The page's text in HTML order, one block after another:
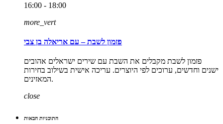
16:00 - 18:00
more_vert
פזמון לשבת – עם אריאלה בן צבי
פזמון לשבת מקבלים את השבת עם שירים ישראלים אהובים
ישנים וחדשים, ערוכים לפי היוצרים. עריכה אישית בשילוב בחירות
המאזינים.
close
התוכניות הבאות